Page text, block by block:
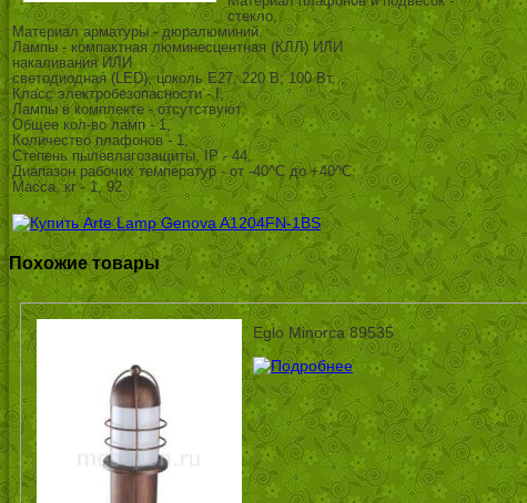
стекло,
Материал арматуры - дюралюминий,
Лампы - компактная люминесцентная (КЛЛ) ИЛИ
накаливания ИЛИ
светодиодная (LED), цоколь E27; 220 В; 100 Вт, ,
Класс электробезопасности - I,
Лампы в комплекте - отсутствуют,
Общее кол-во ламп - 1,
Количество плафонов - 1,
Степень пылевлагозащиты, IP - 44,
Диапазон рабочих температур - от -40^C до +40^C,
Масса, кг - 1, 92
Похожие товары
Eglo Minorca 89535